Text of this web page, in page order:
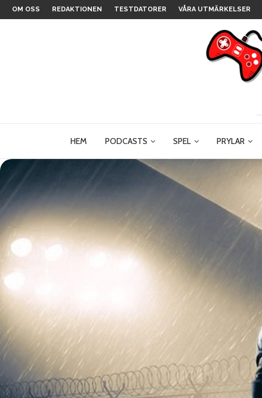
OM OSS REDAKTIONEN TESTDATORER VÅRA UTMÄRKELSER
HEM PODCASTS SPEL PRYLAR